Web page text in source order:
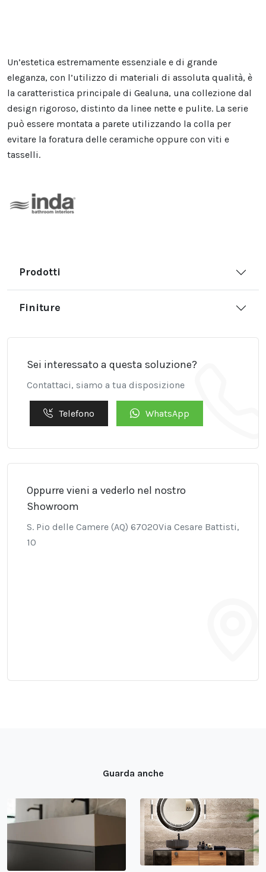
Un’estetica estremamente essenziale e di grande
eleganza, con l’utilizzo di materiali di assoluta qualità, è
la caratteristica principale di Gealuna, una collezione dal
design rigoroso, distinto da linee nette e pulite. La serie
può essere montata a parete utilizzando la colla per
evitare la foratura delle ceramiche oppure con viti e
tasselli.
Prodotti
Finiture
Sei interessato a questa soluzione?
Contattaci, siamo a tua disposizione
Telefono WhatsApp
Oppurre vieni a vederlo nel nostro
Showroom
S. Pio delle Camere (AQ) 67020Via Cesare Battisti,
10
Guarda anche